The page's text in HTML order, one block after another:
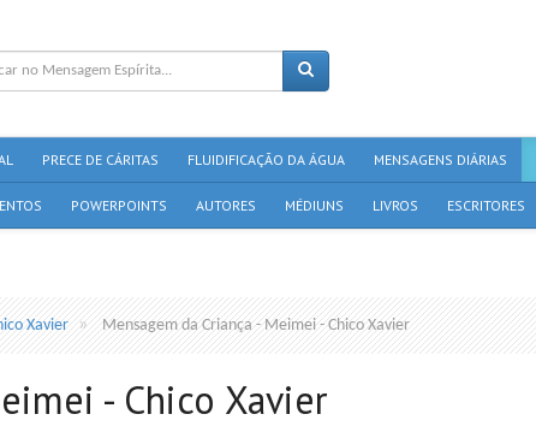
PRECE DE CÁRITAS FLUIDIFICAÇÃO DA ÁGUA MENSAGENS DIÁRIAS
POWERPOINTS AUTORES MÉDIUNS LIVROS ESCRITORES
Xavier Mensagem da Criança - Meimei - Chico Xavier
- Chico Xavier